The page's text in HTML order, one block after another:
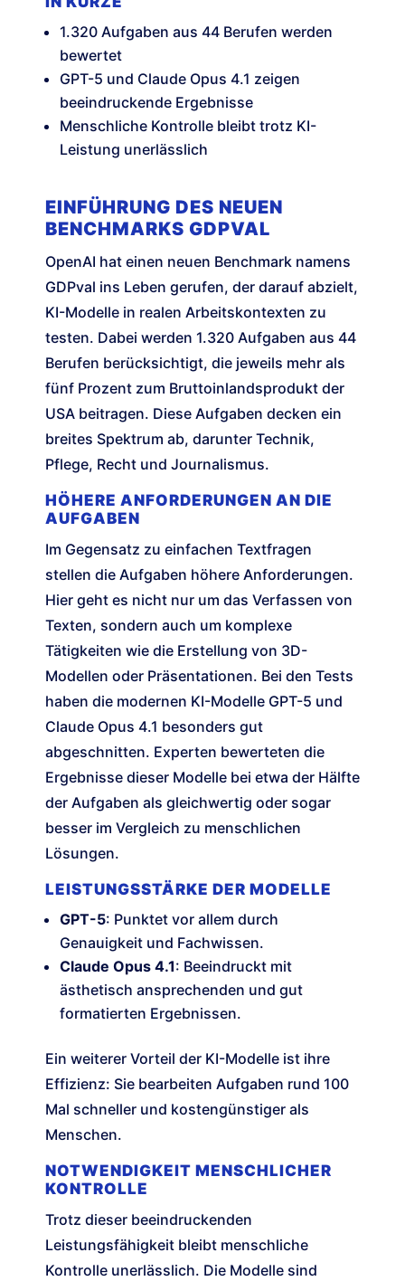
1.320 Aufgaben aus 44 Berufen werden
bewertet
GPT-5 und Claude Opus 4.1 zeigen
beeindruckende Ergebnisse
Menschliche Kontrolle bleibt trotz KI-
Leistung unerlässlich
EINFÜHRUNG DES NEUEN
BENCHMARKS GDPVAL
OpenAI hat einen neuen Benchmark namens
GDPval ins Leben gerufen, der darauf abzielt,
KI-Modelle in realen Arbeitskontexten zu
testen. Dabei werden 1.320 Aufgaben aus 44
Berufen berücksichtigt, die jeweils mehr als
fünf Prozent zum Bruttoinlandsprodukt der
USA beitragen. Diese Aufgaben decken ein
breites Spektrum ab, darunter Technik,
Pflege, Recht und Journalismus.
HÖHERE ANFORDERUNGEN AN DIE
AUFGABEN
Im Gegensatz zu einfachen Textfragen
stellen die Aufgaben höhere Anforderungen.
Hier geht es nicht nur um das Verfassen von
Texten, sondern auch um komplexe
Tätigkeiten wie die Erstellung von 3D-
Modellen oder Präsentationen. Bei den Tests
haben die modernen KI-Modelle GPT-5 und
Claude Opus 4.1 besonders gut
abgeschnitten. Experten bewerteten die
Ergebnisse dieser Modelle bei etwa der Hälfte
der Aufgaben als gleichwertig oder sogar
besser im Vergleich zu menschlichen
Lösungen.
LEISTUNGSSTÄRKE DER MODELLE
GPT-5: Punktet vor allem durch
Genauigkeit und Fachwissen.
Claude Opus 4.1: Beeindruckt mit
ästhetisch ansprechenden und gut
formatierten Ergebnissen.
Ein weiterer Vorteil der KI-Modelle ist ihre
Effizienz: Sie bearbeiten Aufgaben rund 100
Mal schneller und kostengünstiger als
Menschen.
NOTWENDIGKEIT MENSCHLICHER
KONTROLLE
Trotz dieser beeindruckenden
Leistungsfähigkeit bleibt menschliche
Kontrolle unerlässlich. Die Modelle sind